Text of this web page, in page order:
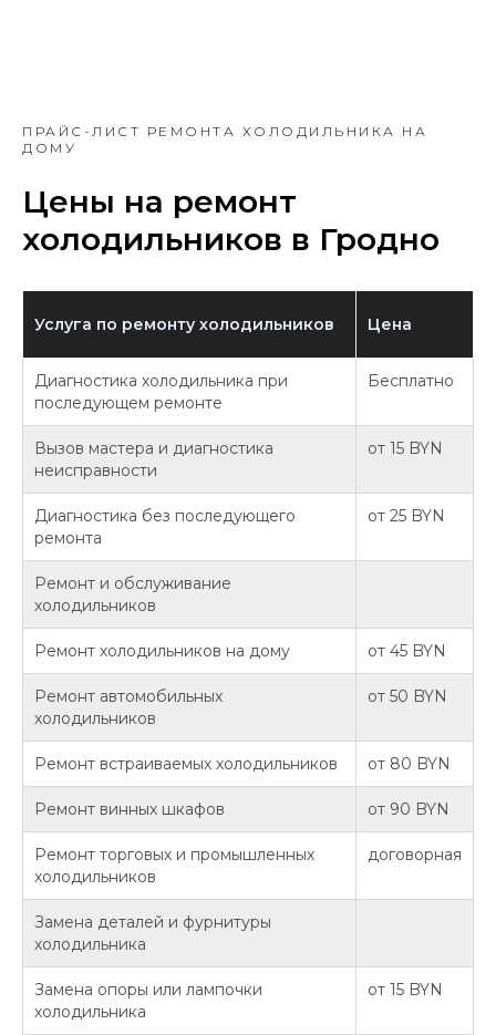
ПРАЙС-ЛИСТ РЕМОНТА ХОЛОДИЛЬНИКА НА
ДОМУ
Цены на ремонт
холодильников в Гродно
Услуга по ремонту холодильников Цена
Диагностика холодильника при
последующем ремонте
Бесплатно
Вызов мастера и диагностика
неисправности
от 15 BYN
Диагностика без последующего
ремонта
от 25 BYN
Ремонт и обслуживание
холодильников
Ремонт холодильников на дому от 45 BYN
Ремонт автомобильных
холодильников
от 50 BYN
Ремонт встраиваемых холодильников от 80 BYN
Ремонт винных шкафов от 90 BYN
Ремонт торговых и промышленных
холодильников
договорная
Замена деталей и фурнитуры
холодильника
Замена опоры или лампочки
холодильника
от 15 BYN